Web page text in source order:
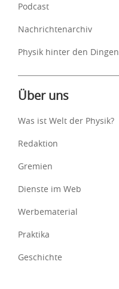
Podcast
Nachrichtenarchiv
Physik hinter den Dingen
Über uns
Was ist Welt der Physik?
Redaktion
Gremien
Dienste im Web
Werbematerial
Praktika
Geschichte